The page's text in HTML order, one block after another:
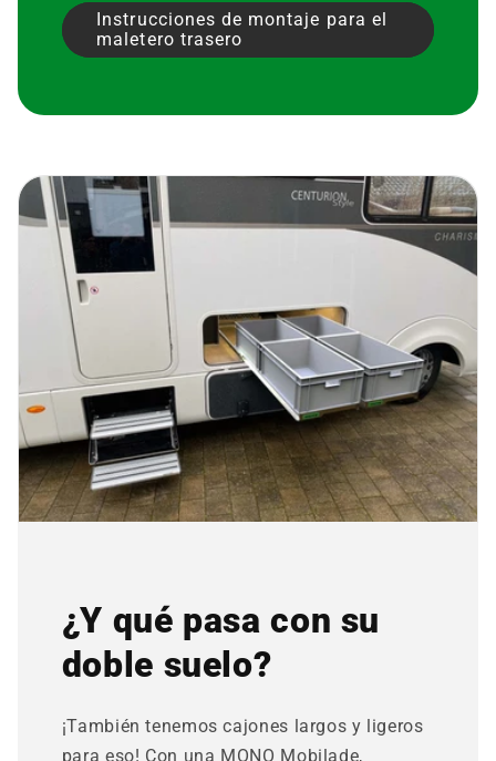
Instrucciones de montaje para el
maletero trasero
¿Y qué pasa con su
doble suelo?
¡También tenemos cajones largos y ligeros
para eso! Con una MONO Mobilade,